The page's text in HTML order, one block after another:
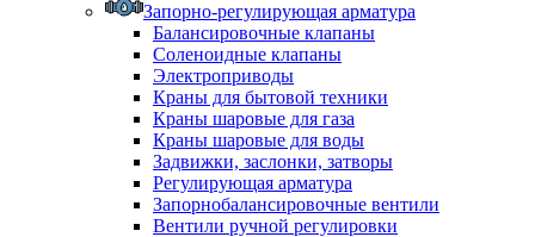
Запорно-регулирующая арматура
Балансировочные клапаны
Соленоидные клапаны
Электроприводы
Краны для бытовой техники
Краны шаровые для газа
Краны шаровые для воды
Задвижки, заслонки, затворы
Регулирующая арматура
Запорнобалансировочные вентили
Вентили ручной регулировки